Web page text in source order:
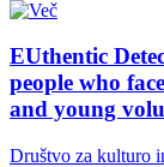
EUthentic
people who
and young
Društvo za kulturo